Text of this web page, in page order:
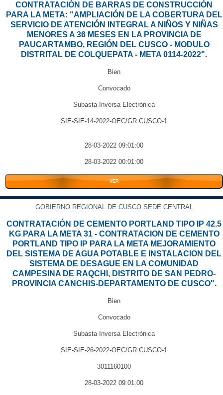
CONTRATACIÓN DE BARRAS DE CONSTRUCCIÓN
PARA LA META: "AMPLIACIÓN DE LA COBERTURA DEL
SERVICIO DE ATENCIÓN INTEGRAL A NIÑOS Y NIÑAS
MENORES A 36 MESES EN LA PROVINCIA DE
PAUCARTAMBO, REGIÓN DEL CUSCO - MODULO
DISTRITAL DE COLQUEPATA - META 0114-2022".
Bien
Convocado
Subasta Inversa Electrónica
SIE-SIE-14-2022-OEC/GR CUSCO-1
28-03-2022 09:01:00
28-03-2022 00:01:00
VER
GOBIERNO REGIONAL DE CUSCO SEDE CENTRAL
CONTRATACIÓN DE CEMENTO PORTLAND TIPO IP 42.5
KG PARA LA META 31 - CONTRATACION DE CEMENTO
PORTLAND TIPO IP PARA LA META MEJORAMIENTO
DEL SISTEMA DE AGUA POTABLE E INSTALACION DEL
SISTEMA DE DESAGUE EN LA COMUNIDAD
CAMPESINA DE RAQCHI, DISTRITO DE SAN PEDRO-
PROVINCIA CANCHIS-DEPARTAMENTO DE CUSCO".
Bien
Convocado
Subasta Inversa Electrónica
SIE-SIE-26-2022-OEC/GR CUSCO-1
3011160100
28-03-2022 09:01:00